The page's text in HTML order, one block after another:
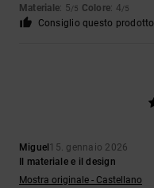
Materiale: 5/5 Colore: 4/5
Consiglio questo prodotto
Miguel 15. gennaio 2026
Il materiale e il design
Mostra originale - Castellano